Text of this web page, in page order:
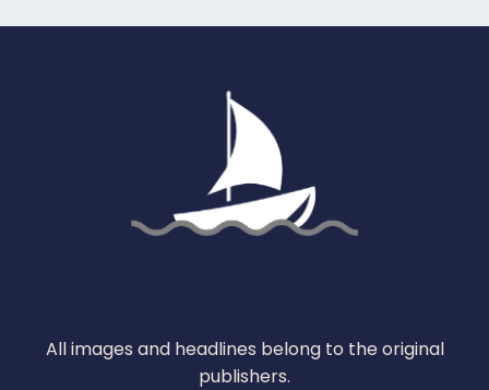
All images and headlines belong to the original
publishers.